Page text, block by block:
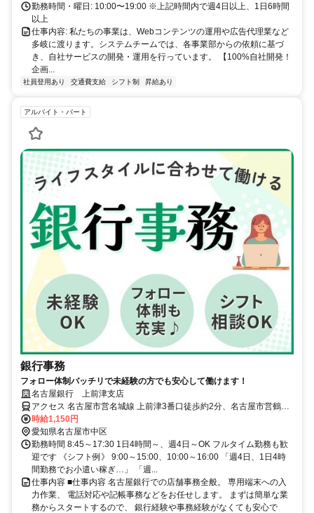
勤務時間・曜日: 10:00〜19:00 ※上記時間内で週4日以上、1日6時間
以上
仕事内容: 私たちの事業は、Webコンテンツの運用や広告代理業など
多岐に渡ります。システムチームでは、各事業部からの依頼に基づ
き、自社サービスの開発・運用を行っています。 【100%自社開発！
企画...
社員登用あり 交通費支給 シフト制 昇給あり
アルバイト・パート
銀行事務
フォロー体制バッチリで未経験の方でも安心して働けます！
名古屋銀行 上前津支店
アクセス 名古屋市営名城線 上前津3番口徒歩約2分、名古屋市営鶴舞
線 上前津3番口徒歩約2分、名古屋市営鶴舞線 鶴舞6番口徒歩約10分
時給1,150円
愛知県名古屋市中区
勤務時間 8:45～17:30 1日4時間～、週4日～OK フルタイム勤務も歓
迎です 《シフト例》 9:00～15:00、10:00～16:00 「週4日、1日4時
間勤務でお小遣い稼ぎ…」 「週...
仕事内容 ■仕事内容 名古屋銀行での店舗事務全般。 専用端末への入
力作業、 電話対応や記帳事務などをお任せします。 まずは簡単な業
務からスタートするので、 銀行経験や事務経験がなくても安心で